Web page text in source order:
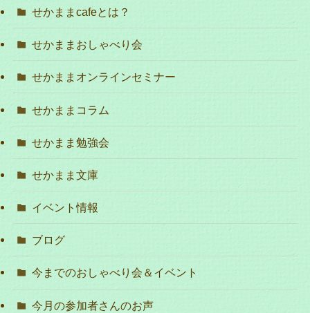
せかままcafeとは？
せかままおしゃべり会
せかままオンラインセミナー
せかままコラム
せかまま勉強会
せかまま文庫
イベント情報
ブログ
今までのおしゃべり会＆イベント
今月の参加者さんのお声